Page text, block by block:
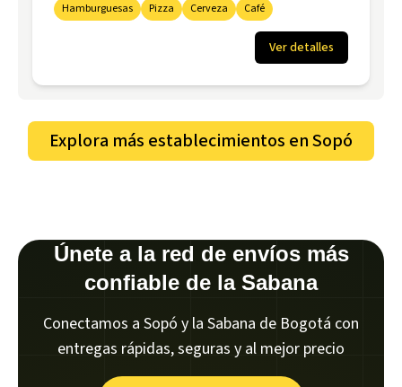
Hamburguesas Pizza Cerveza Café
Ver detalles
Explora más establecimientos enSopó
Únete a la red de envíos más
confiable de la Sabana
Conectamos a Sopó y la Sabana de Bogotá con
entregas rápidas, seguras y al mejor precio